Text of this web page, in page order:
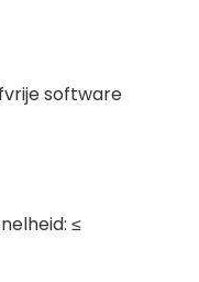
software
≤